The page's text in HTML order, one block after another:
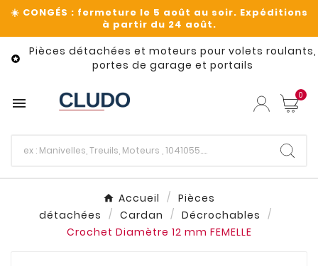

Pièces détachées et moteurs pour volets roulants,
portes de garage et portails
 0
Accueil
Pièces
détachées
Cardan
Décrochables
Crochet Diamètre 12 mm FEMELLE